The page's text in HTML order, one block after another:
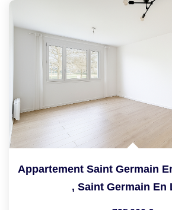
, Saint Germain En